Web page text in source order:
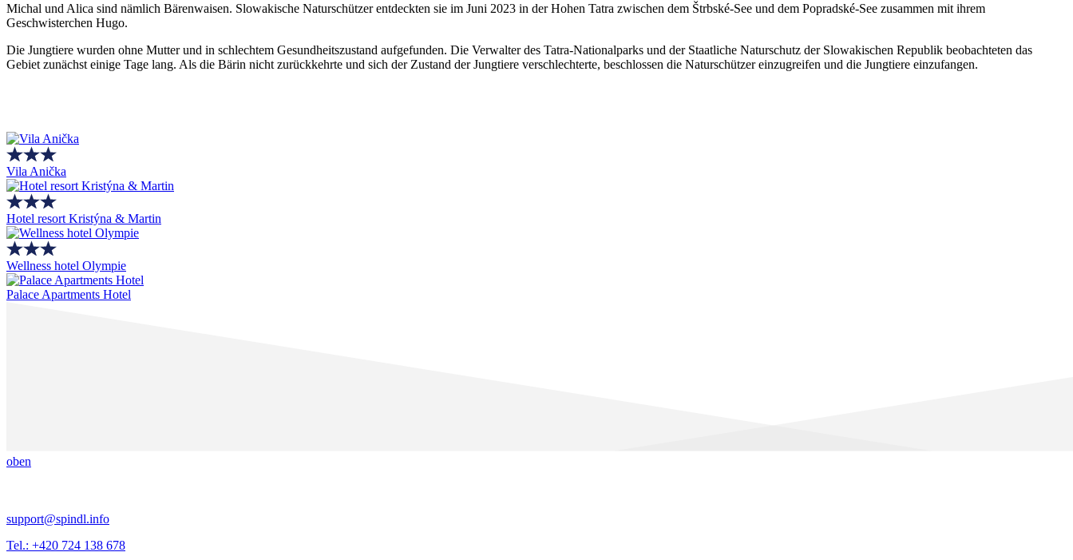
Michal und Alica sind nämlich Bärenwaisen. Slowakische Naturschützer entdeckten sie im Juni 2023 in der Hohen Tatra zwischen dem Štrbské-See und dem Popradské-See zusammen mit ihrem
Geschwisterchen Hugo.
Die Jungtiere wurden ohne Mutter und in schlechtem Gesundheitszustand aufgefunden. Die Verwalter des Tatra-Nationalparks und der Staatliche Naturschutz der Slowakischen Republik beobachteten das
Gebiet zunächst einige Tage lang. Als die Bärin nicht zurückkehrte und sich der Zustand der Jungtiere verschlechterte, beschlossen die Naturschützer einzugreifen und die Jungtiere einzufangen.
Vila Anička
Hotel resort Kristýna & Martin
Wellness hotel Olympie
Palace Apartments Hotel
oben
support@spindl.info
Tel.: +420 724 138 678